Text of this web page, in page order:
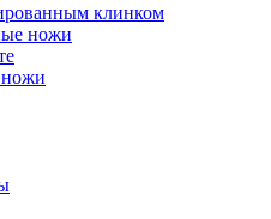
клинком
ножи